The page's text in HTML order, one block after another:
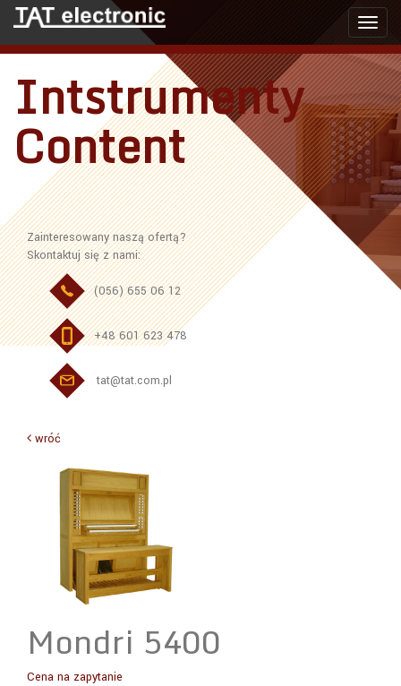
Intstrumenty
Content
Zainteresowany naszą ofertą?
Skontaktuj się z nami:
(056) 655 06 12
+48 601 623 478
tat@tat.com.pl
wróć
Mondri 5400
Cena na zapytanie